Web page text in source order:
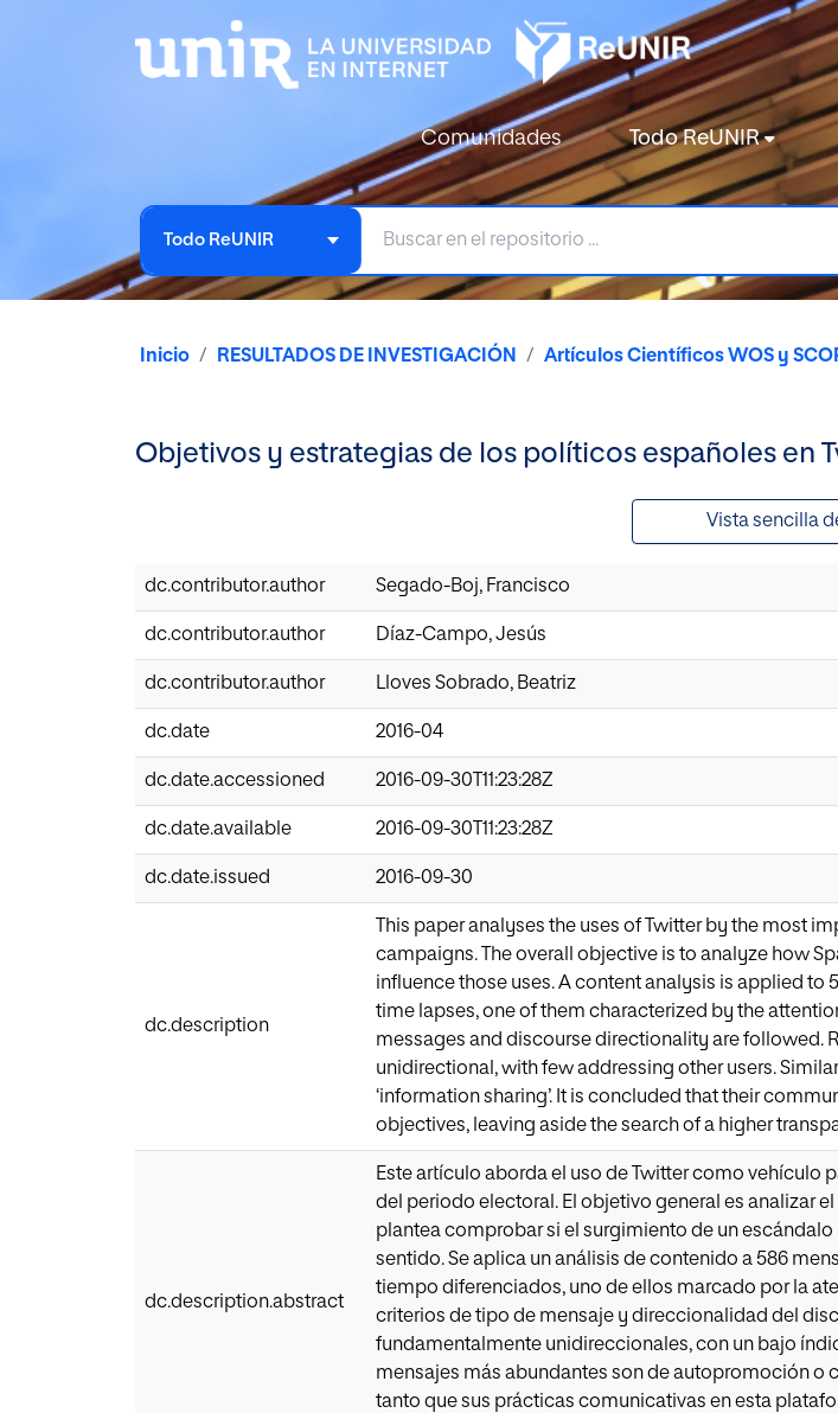
Comunidades Todo ReUNIR
Todo ReUNIR
Inicio RESULTADOS DE INVESTIGACIÓN Artículos Científicos WOS y
Objetivos y estrategias de los políticos españoles en
Vista sencilla
dc.contributor.author Segado-Boj, Francisco
dc.contributor.author Díaz-Campo, Jesús
dc.contributor.author Lloves Sobrado, Beatriz
dc.date 2016-04
dc.date.accessioned 2016-09-30T11:23:28Z
dc.date.available 2016-09-30T11:23:28Z
dc.date.issued 2016-09-30
dc.description
This paper analyses the uses of Twitter by the most
campaigns. The overall objective is to analyze how
influence those uses. A content analysis is applied
time lapses, one of them characterized by the
messages and discourse directionality are followed.
unidirectional, with few addressing other users.
‘information sharing’. It is concluded that their
objectives, leaving aside the search of a higher
dc.description.abstract
Este artículo aborda el uso de Twitter como
del periodo electoral. El objetivo general es analizar
plantea comprobar si el surgimiento de un
sentido. Se aplica un análisis de contenido a 586
tiempo diferenciados, uno de ellos marcado por la
criterios de tipo de mensaje y direccionalidad del
fundamentalmente unidireccionales, con un bajo
mensajes más abundantes son de autopromoción o
tanto que sus prácticas comunicativas en esta